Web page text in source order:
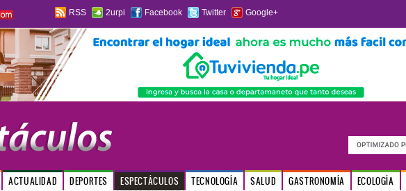
RSS 2urpi Facebook Twitter Google+
ACTUALIDAD DEPORTES ESPECTÁCULOS TECNOLOGÍA SALUD GASTRONOMÍA ECOLOGÍA